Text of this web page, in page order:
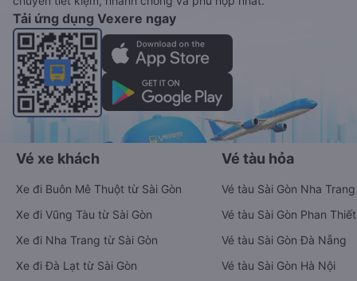
Tải ứng dụng Vexere ngay
Vé xe khách
Xe đi Buôn Mê Thuột từ Sài Gòn
Xe đi Vũng Tàu từ Sài Gòn
Xe đi Nha Trang từ Sài Gòn
Xe đi Đà Lạt từ Sài Gòn
Vé tàu hỏa
Vé tàu Sài Gòn Nha Trang
Vé tàu Sài Gòn Phan Thiết
Vé tàu Sài Gòn Đà Nẵng
Vé tàu Sài Gòn Hà Nội